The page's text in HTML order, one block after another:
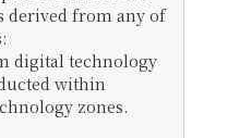
derived from any of
digital technology
within
zones.